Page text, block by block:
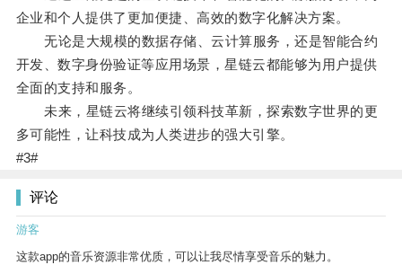
企业和个人提供了更加便捷、高效的数字化解决方案。
无论是大规模的数据存储、云计算服务，还是智能合约
开发、数字身份验证等应用场景，星链云都能够为用户提供
全面的支持和服务。
未来，星链云将继续引领科技革新，探索数字世界的更
多可能性，让科技成为人类进步的强大引擎。
#3#
评论
游客
这款app的音乐资源非常优质，可以让我尽情享受音乐的魅力。